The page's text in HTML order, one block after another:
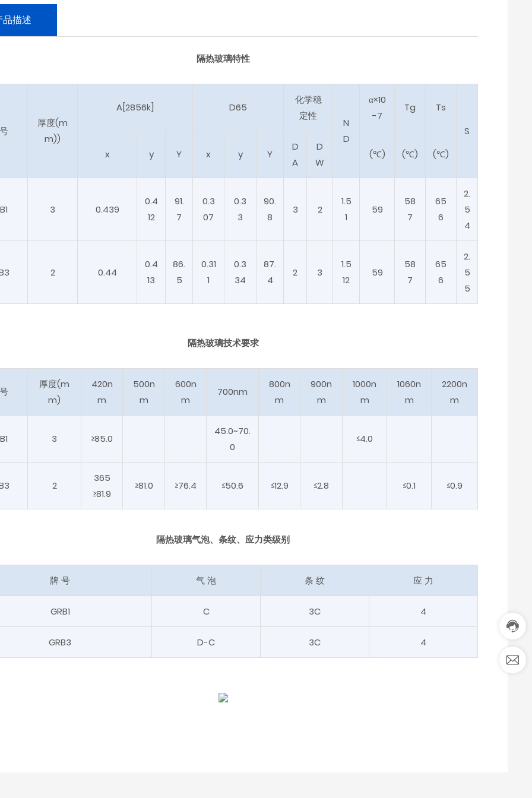
品描述
隔热玻璃特性
厚度(m
m))
A[2856k] D65
化学稳
定性
N
D
α×10
-7
Tg
Ts
S
x
y Y x y Y
D
A
D
W
(℃) (℃) (℃)
3 0.439
0.4
12
91.
7
0.3
07
0.3
3
90.
8
3 2
1.5
1
59
58
7
65
6
2.
5
4
2 0.44
0.4
13
86.
5
0.31
1
0.3
34
87.
4
2 3
1.5
12
59
58
7
65
6
2.
5
5
隔热玻璃技术要求
厚度(m
m)
420n
m
500n
m
600n
m
700nm
800n
m
900n
m
1000n
m
1060n
m
2200n
m
3 ≥85.0
45.0~70.
0
≤4.0
2
365
≥81.9
≥81.0 ≥76.4 ≤50.6 ≤12.9 ≤2.8 ≤0.1 ≤0.9
隔热玻璃气泡、条纹、应力类级别
牌 号 气 泡 条 纹 应 力
GRB1 C 3C 4
GRB3 D-C 3C 4
2
9
3
服